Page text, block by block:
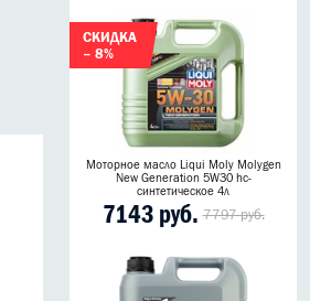
СКИДКА
– 8%
Моторное масло Liqui Moly Molygen
New Generation 5W30 hc-
синтетическое 4л
7143 руб. 7797 руб.